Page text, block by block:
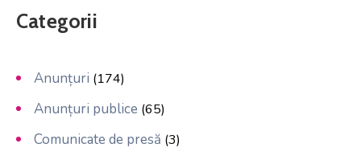
Categorii
Anunțuri (174)
Anunțuri publice (65)
Comunicate de presă (3)